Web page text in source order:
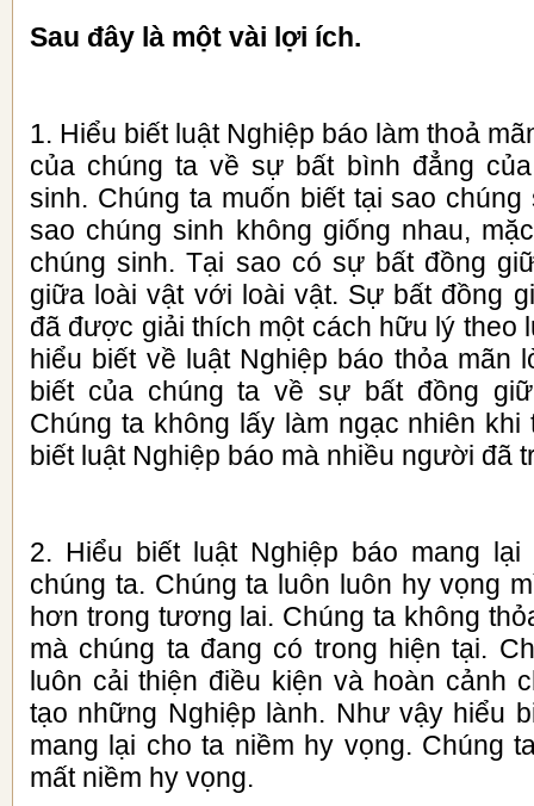
Sau đây là một vài lợi ích.
1. Hiểu biết luật Nghiệp báo làm thoả
của chúng ta về sự bất bình đẳng
sinh. Chúng ta muốn biết tại sao
sao chúng sinh không giống nhau,
chúng sinh. Tại sao có sự bất đồng
giữa loài vật với loài vật. Sự bất đồng
đã được giải thích một cách hữu lý theo
hiểu biết về luật Nghiệp báo thỏa mãn
biết của chúng ta về sự bất đồng
Chúng ta không lấy làm ngạc nhiên
biết luật Nghiệp báo mà nhiều người đã
2. Hiểu biết luật Nghiệp báo mang
chúng ta. Chúng ta luôn luôn hy vọng
hơn trong tương lai. Chúng ta không
mà chúng ta đang có trong hiện tại.
luôn cải thiện điều kiện và hoàn cảnh
tạo những Nghiệp lành. Như vậy hiểu
mang lại cho ta niềm hy vọng. Chúng
mất niềm hy vọng.